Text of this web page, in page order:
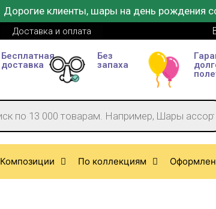
Дорогие клиенты, шары на день рождения
Доставка и оплата
Бесплатная
доставка
Без
запаха
Композиции По коллекциям